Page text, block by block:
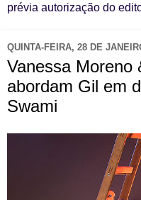
prévia autorização do
QUINTA-FEIRA, 28 DE
Vanessa Moreno
abordam Gil em
Swami